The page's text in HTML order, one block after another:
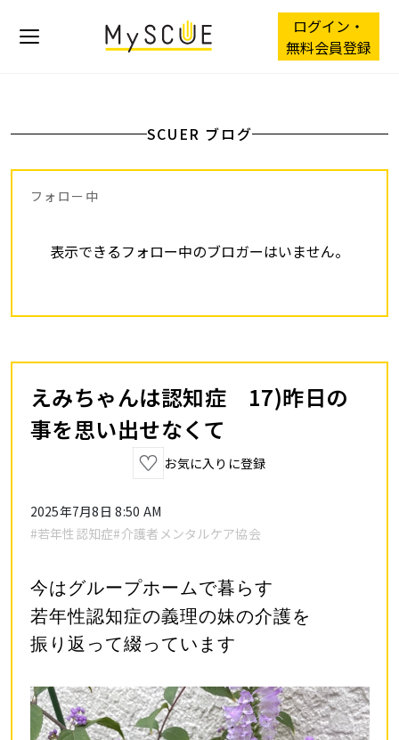
ログイン・
無料会員登録
SCUER ブログ
フォロー中
表示できるフォロー中のブロガーはいません。
えみちゃんは認知症 17)昨日の
事を思い出せなくて
お気に入りに登録
2025年7月8日 8:50 AM
#若年性認知症#介護者メンタルケア協会
今はグループホームで暮らす
若年性認知症の義理の妹の介護を
振り返って綴っています